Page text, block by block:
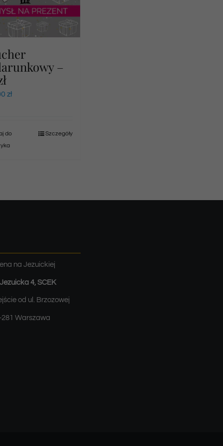
–
zł
do
Szczegóły
na Jezuickiej
4, SCEK
od ul. Brzozowej
281 Warszawa